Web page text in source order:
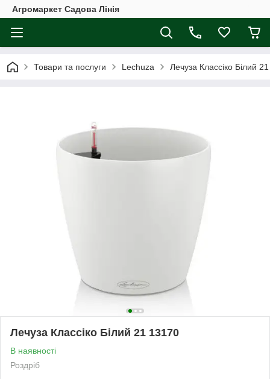
Агромаркет Садова Лінія
Товари та послуги Lechuza Лечуза Классіко Білий
Лечуза Классіко Білий 21 13170
В наявності
Роздріб